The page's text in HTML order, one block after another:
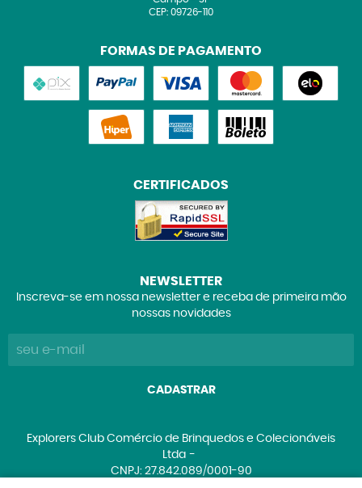
CEP: 09726-110
FORMAS DE PAGAMENTO
CERTIFICADOS
NEWSLETTER
Inscreva-se em nossa newsletter e receba de primeira mão
nossas novidades
CADASTRAR
Explorers Club Comércio de Brinquedos e Colecionáveis
Ltda
CNPJ: 27.842.089/0001-90